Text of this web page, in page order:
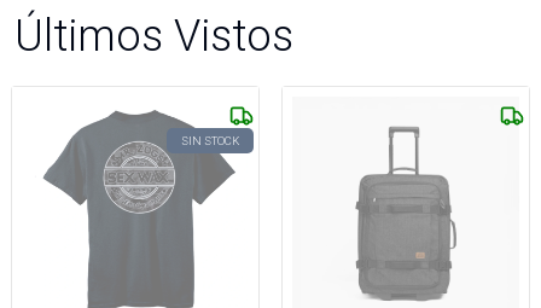
Últimos Vistos
SIN STOCK